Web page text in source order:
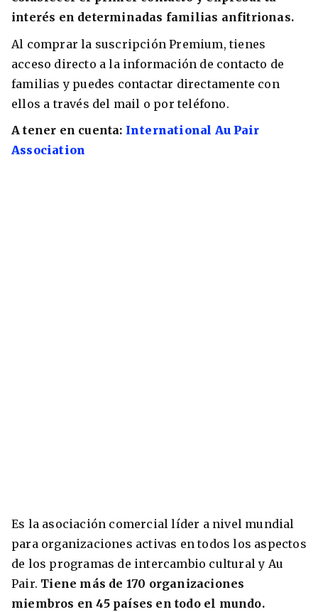
interés en determinadas familias anfitrionas.
Al comprar la suscripción Premium, tienes
acceso directo a la información de contacto de
familias y puedes contactar directamente con
ellos a través del mail o por teléfono.
A tener en cuenta: International Au Pair
Association
Es la asociación comercial líder a nivel mundial
para organizaciones activas en todos los aspectos
de los programas de intercambio cultural y Au
Pair. Tiene más de 170 organizaciones
miembros en 45 países en todo el mundo.